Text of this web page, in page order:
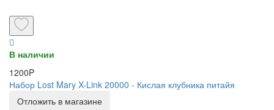
В наличии
1200P
Набор Lost Mary X-Link 20000 - Кислая клубника питайя
Отложить в магазине